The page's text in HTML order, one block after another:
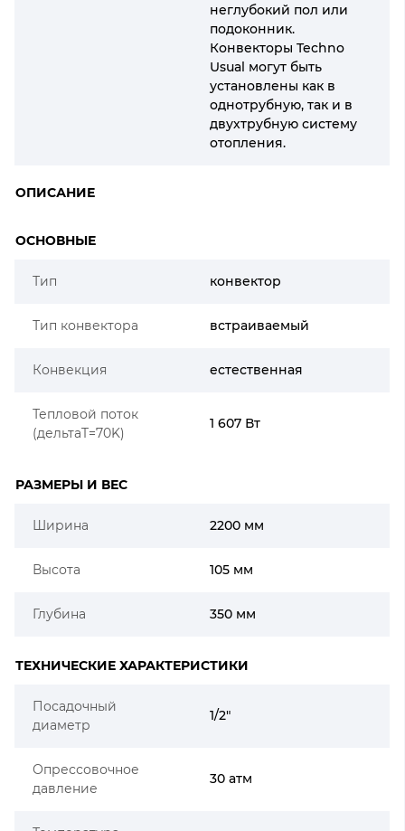
неглубокий пол или
подоконник.
Конвекторы Techno
Usual могут быть
установлены как в
однотрубную, так и в
двухтрубную систему
отопления.
ОПИСАНИЕ
ОСНОВНЫЕ
Тип конвектор
Тип конвектора встраиваемый
Конвекция естественная
Тепловой поток
(дельтаT=70K)
1 607 Вт
РАЗМЕРЫ И ВЕС
Ширина 2200 мм
Высота 105 мм
Глубина 350 мм
ТЕХНИЧЕСКИЕ ХАРАКТЕРИСТИКИ
Посадочный
диаметр
1/2"
Опрессовочное
давление
30 атм